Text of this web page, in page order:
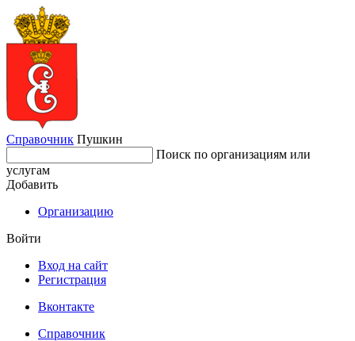
Справочник Пушкин
Поиск по организациям или
услугам
Добавить
Организацию
Войти
Вход на сайт
Регистрация
Вконтакте
Справочник